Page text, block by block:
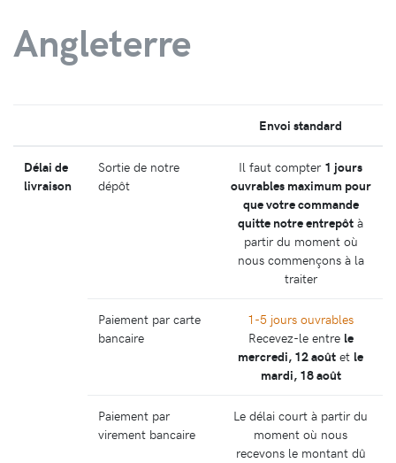
Angleterre
Envoi standard
Délai de
livraison
Sortie de notre
dépôt
Il faut compter 1 jours
ouvrables maximum pour
que votre commande
quitte notre entrepôt à
partir du moment où
nous commençons à la
traiter
Paiement par carte
bancaire
1-5 jours ouvrables
Recevez-le entre le
mercredi, 12 août et le
mardi, 18 août
Paiement par
virement bancaire
Le délai court à partir du
moment où nous
recevons le montant dû